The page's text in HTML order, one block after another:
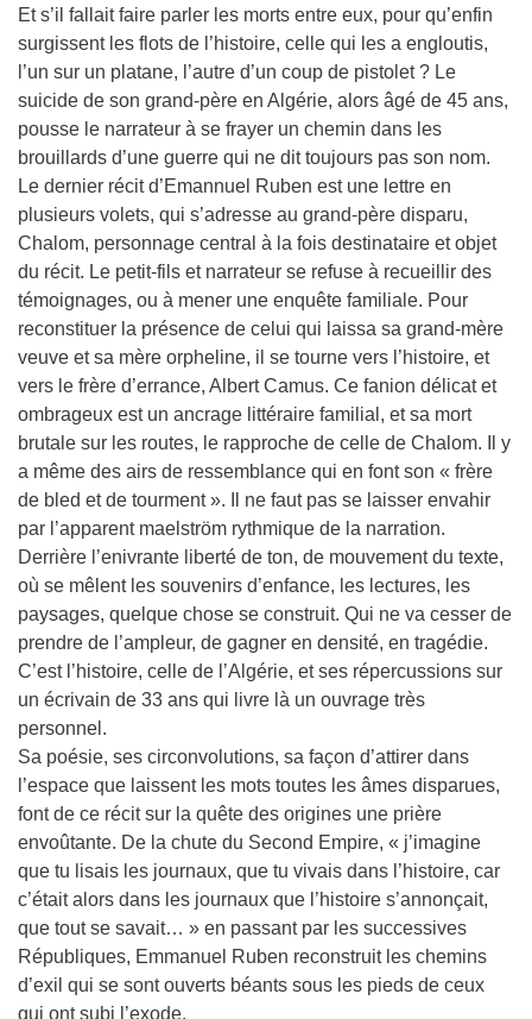
Et s’il fallait faire parler les morts entre eux, pour qu’enfin
surgissent les flots de l’histoire, celle qui les a engloutis,
l’un sur un platane, l’autre d’un coup de pistolet ? Le
suicide de son grand-père en Algérie, alors âgé de 45 ans,
pousse le narrateur à se frayer un chemin dans les
brouillards d’une guerre qui ne dit toujours pas son nom.
Le dernier récit d’Emannuel Ruben est une lettre en
plusieurs volets, qui s’adresse au grand-père disparu,
Chalom, personnage central à la fois destinataire et objet
du récit. Le petit-fils et narrateur se refuse à recueillir des
témoignages, ou à mener une enquête familiale. Pour
reconstituer la présence de celui qui laissa sa grand-mère
veuve et sa mère orpheline, il se tourne vers l’histoire, et
vers le frère d’errance, Albert Camus. Ce fanion délicat et
ombrageux est un ancrage littéraire familial, et sa mort
brutale sur les routes, le rapproche de celle de Chalom. Il y
a même des airs de ressemblance qui en font son « frère
de bled et de tourment ». Il ne faut pas se laisser envahir
par l’apparent maelström rythmique de la narration.
Derrière l’enivrante liberté de ton, de mouvement du texte,
où se mêlent les souvenirs d’enfance, les lectures, les
paysages, quelque chose se construit. Qui ne va cesser de
prendre de l’ampleur, de gagner en densité, en tragédie.
C’est l’histoire, celle de l’Algérie, et ses répercussions sur
un écrivain de 33 ans qui livre là un ouvrage très
personnel.
Sa poésie, ses circonvolutions, sa façon d’attirer dans
l’espace que laissent les mots toutes les âmes disparues,
font de ce récit sur la quête des origines une prière
envoûtante. De la chute du Second Empire, « j’imagine
que tu lisais les journaux, que tu vivais dans l’histoire, car
c’était alors dans les journaux que l’histoire s’annonçait,
que tout se savait… » en passant par les successives
Républiques, Emmanuel Ruben reconstruit les chemins
d’exil qui se sont ouverts béants sous les pieds de ceux
qui ont subi l’exode.